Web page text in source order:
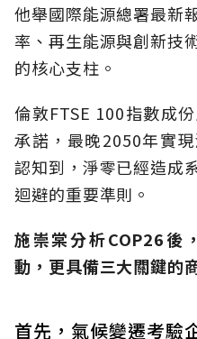
他舉國際能源總署最新
率、再生能源與創新技
的核心支柱。
倫敦FTSE 100指數成
承諾，最晚2050年實
認知到，淨零已經造成
迴避的重要準則。
施崇棠分析COP26後
動，更具備三大關鍵的
首先，氣候變遷考驗